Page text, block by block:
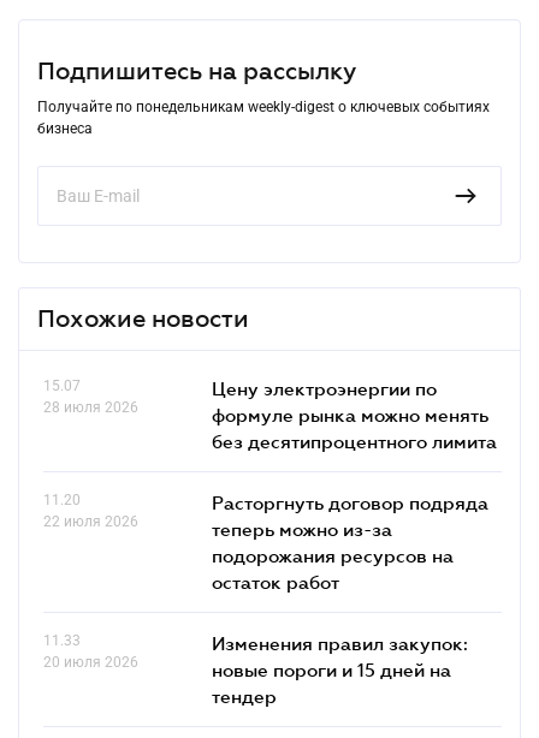
Подпишитесь на рассылку
Получайте по понедельникам weekly-digest о ключевых событиях
бизнеса
Похожие новости
15.07
28 июля 2026
Цену электроэнергии по
формуле рынка можно менять
без десятипроцентного лимита
11.20
22 июля 2026
Расторгнуть договор подряда
теперь можно из-за
подорожания ресурсов на
остаток работ
11.33
20 июля 2026
Изменения правил закупок:
новые пороги и 15 дней на
тендер